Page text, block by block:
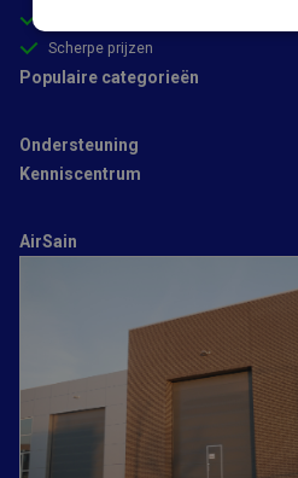
Scherpe prijzen
Populaire categorieën
Ondersteuning
Kenniscentrum
AirSain
Strikt
noodzakelijk
Strikt noodzakelijk
Strikt noodzakelijke
de website mogelijk, zoals
accountbeheer. De website
zonder de strikt